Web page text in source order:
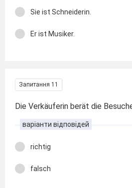
Sie ist Schneiderin.
Er ist Musiker.
Запитання 11
Die Verkäuferin berät die
варіанти відповідей
richtig
falsch